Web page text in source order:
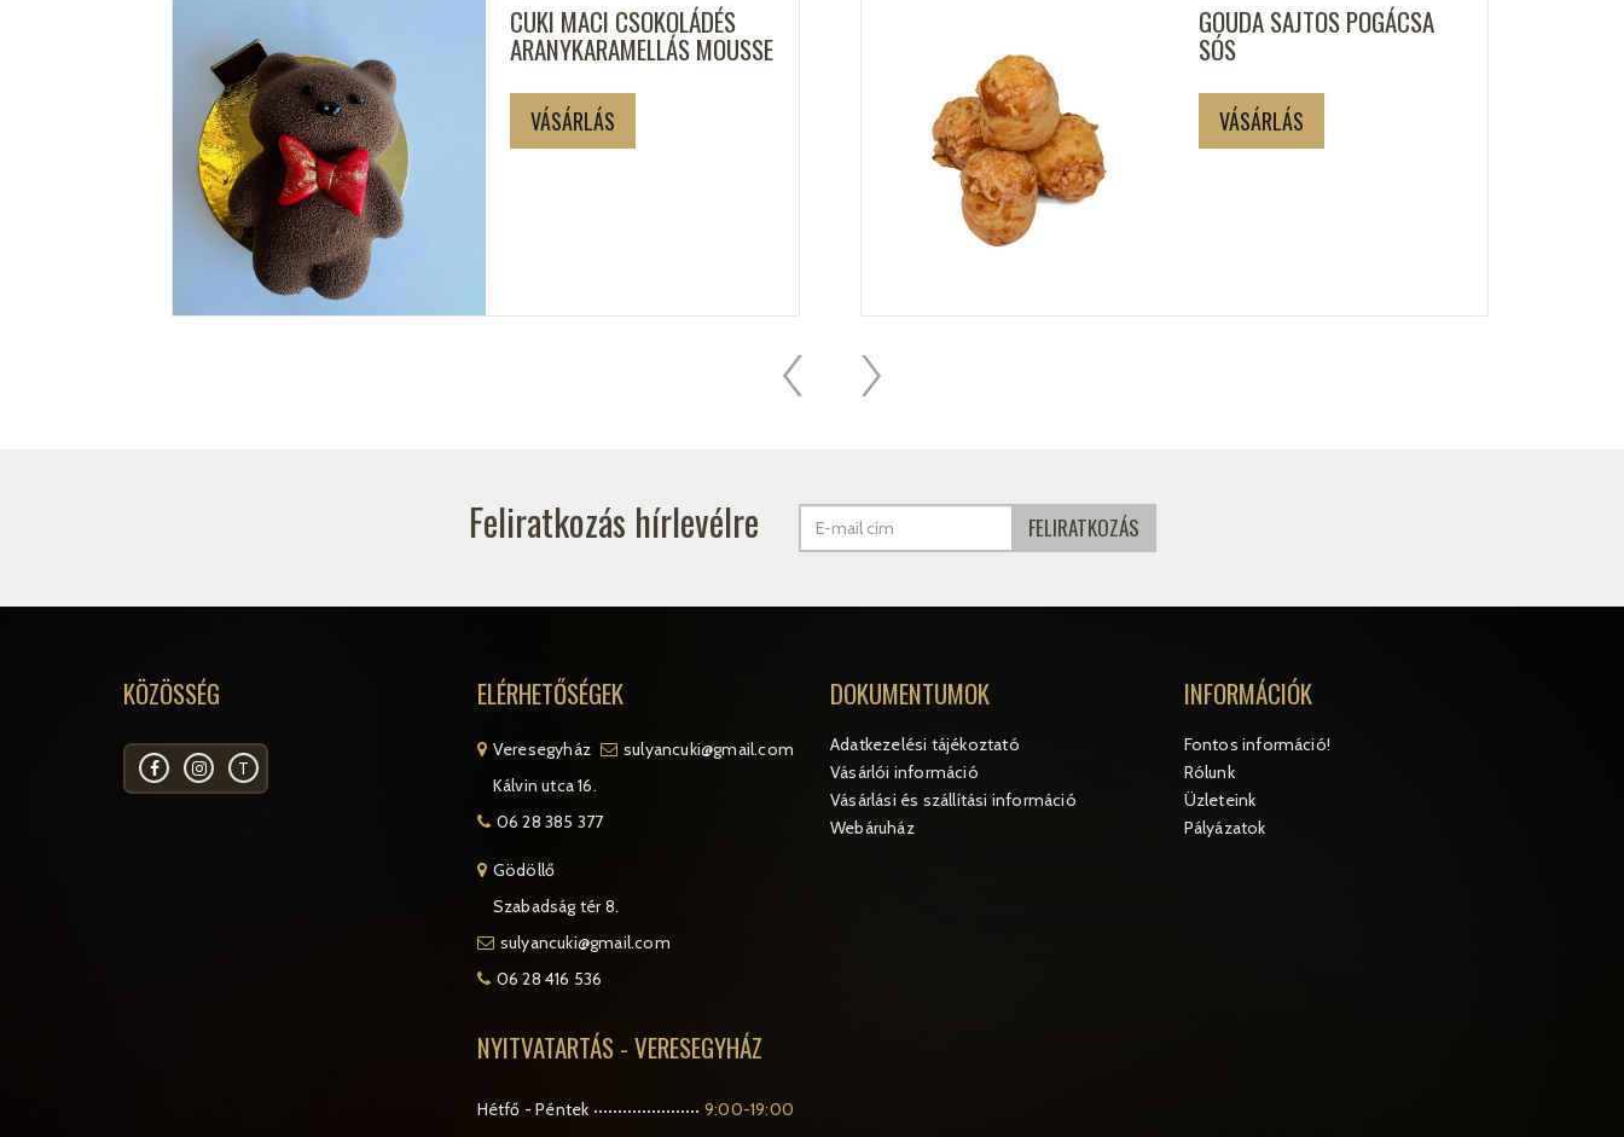
CUKI MACI CSOKOLÁDÉS
ARANYKARAMELLÁS MOUSSE
VÁSÁRLÁS
GOUDA SAJTOS POGÁCSA
SÓS
VÁSÁRLÁS
Feliratkozás hírlevélre
KÖZÖSSÉG
T
ELÉRHETŐSÉGEK
Veresegyház
Kálvin utca 16.
sulyancuki@gmail.com
06 28 385 377
Gödöllő
Szabadság tér 8.
sulyancuki@gmail.com
06 28 416 536
NYITVATARTÁS - VERESEGYHÁZ
Hétfő - Péntek
9:00-19:00
DOKUMENTUMOK
Adatkezelési tájékoztató
Vásárlói információ
Vásárlási és szállítási információ
Webáruház
INFORMÁCIÓK
Fontos információ!
Rólunk
Üzleteink
Pályázatok